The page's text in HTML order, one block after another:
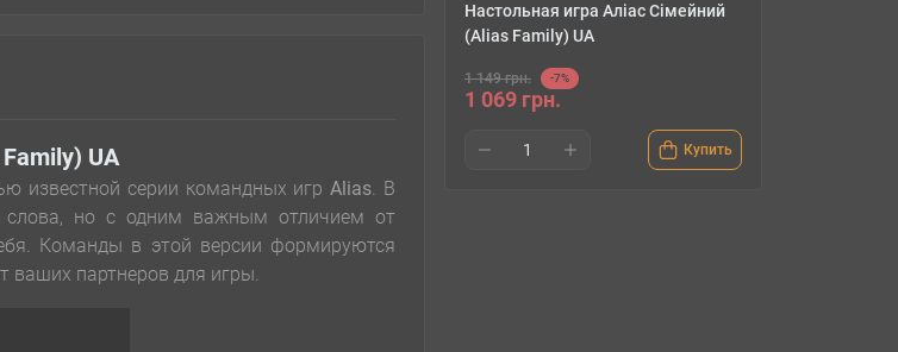
Настольная игра Аліас Сімейний
(Alias Family) UA
1 149 грн. -7%
1 069 грн.
Купить
UA
известной серии командных игрAlias. В
слова, но с одним важным отличием от
Команды в этой версии формируются
ваших партнеров для игры.